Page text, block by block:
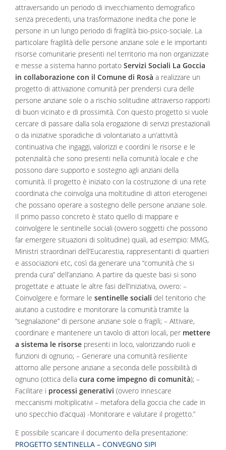
attraversando un periodo di invecchiamento demografico
senza precedenti, una trasformazione inedita che pone le
persone in un lungo periodo di fragilità bio-psico-sociale. La
particolare fragilità delle persone anziane sole e le importanti
risorse comunitarie presenti nel territorio ma non organizzate
e messe a sistema hanno portatoServizi Sociali La Goccia
in collaborazione con il Comune di Rosà a realizzare un
progetto di attivazione comunità per prendersi cura delle
persone anziane sole o a rischio solitudine attraverso rapporti
di buon vicinato e di prossimità. Con questo progetto si vuole
cercare di passare dalla sola erogazione di servizi prestazionali
o da iniziative sporadiche di volontariato a un’attività
continuativa che ingaggi, valorizzi e coordini le risorse e le
potenzialità che sono presenti nella comunità locale e che
possono dare supporto e sostegno agli anziani della
comunità. Il progetto è iniziato con la costruzione di una rete
coordinata che coinvolga una moltitudine di attori eterogenei
che possano operare a sostegno delle persone anziane sole.
Il primo passo concreto è stato quello di mappare e
coinvolgere le sentinelle sociali (ovvero soggetti che possono
far emergere situazioni di solitudine) quali, ad esempio: MMG,
Ministri straordinari dell’Eucarestia, rappresentanti di quartieri
e associazioni etc, così da generare una “comunità che si
prenda cura” dell’anziano. A partire da queste basi si sono
progettate e attuate le altre fasi dell’iniziativa, ovvero: –
Coinvolgere e formare lesentinelle sociali del tenitorio che
aiutano a custodire e monitorare la comunità tramite la
“segnalazione” di persone anziane sole o fragili; – Attivare,
coordinare e mantenere un tavolo di attori locali, per mettere
a sistema le risorse presenti in loco, valorizzando ruoli e
funzioni di ognuno; – Generare una comunità resiliente
attorno alle persone anziane a seconda delle possibilità di
ognuno (ottica della cura come impegno di comunità); –
Facilitare i processi generativi (ovvero innescare
meccanismi moltiplicativi – metafora della goccia che cade in
uno specchio d’acqua) -Monitorare e valutare il progetto.”
E possibile scaricare il documento della presentazione:
PROGETTO SENTINELLA – CONVEGNO SIPI